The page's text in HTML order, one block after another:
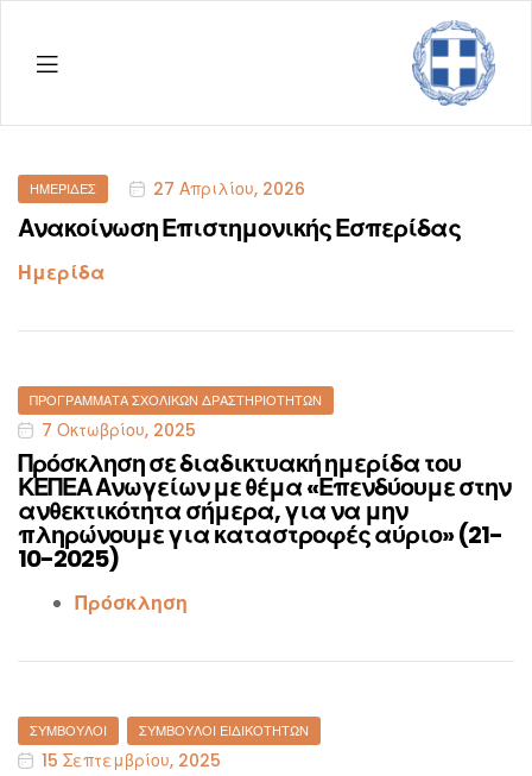
ΔΠΕ
Menu
Categories
ΗΜΕΡΊΔΕΣ 27 Απριλίου, 2026
Ανακοίνωση Επιστημονικής Εσπερίδας
Ημερίδα
Categories
ΠΡΟΓΡΆΜΜΑΤΑ ΣΧΟΛΙΚΏΝ ΔΡΑΣΤΗΡΙΟΤΉΤΩΝ
7 Οκτωβρίου, 2025
Πρόσκληση σε διαδικτυακή ημερίδα του
ΚΕΠΕΑ Ανωγείων με θέμα «Επενδύουμε στην
ανθεκτικότητα σήμερα, για να μην
πληρώνουμε για καταστροφές αύριο» (21-
10-2025)
Πρόσκληση
Categories
ΣΎΜΒΟΥΛΟΙ ΣΎΜΒΟΥΛΟΙ ΕΙΔΙΚΟΤΉΤΩΝ
15 Σεπτεμβρίου, 2025